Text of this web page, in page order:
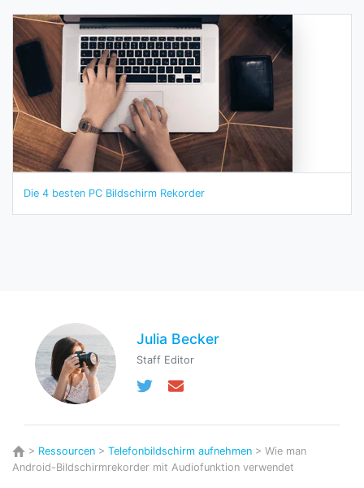
Die 4 besten PC Bildschirm Rekorder
Julia Becker
Staff Editor
> Ressourcen > Telefonbildschirm aufnehmen > Wie man
Android-Bildschirmrekorder mit Audiofunktion verwendet